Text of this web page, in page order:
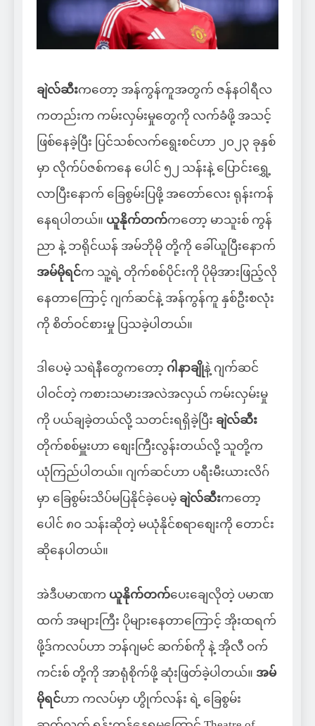
ချဲလ်ဆီးကတော့ အန်ကွန်ကူအတွက် ဇန်နဝါရီလ
ကတည်းက ကမ်းလှမ်းမှုတွေကို လက်ခံဖို့ အသင့်
ဖြစ်နေခဲ့ပြီး ပြင်သစ်လက်ရွေးစင်ဟာ ၂၀၂၃ ခုနှစ်
မှာ လိုက်ပ်ဇစ်ကနေ ပေါင် ၅၂ သန်းနဲ့ ပြောင်းရွှေ့
လာပြီးနောက် ခြေစွမ်းပြဖို့ အတော်လေး ရုန်းကန်
နေရပါတယ်။ ယူနိုက်တက်ကတော့ မာသူးစ် ကွန်
ညာ နဲ့ ဘရိုင်ယန် အမ်ဘိုမို တို့ကို ခေါ်ယူပြီးနောက်
အမ်မိုရင်က သူ့ရဲ့ တိုက်စစ်ပိုင်းကို ပိုမိုအားဖြည့်လို
နေတာကြောင့် ဂျက်ဆင်နဲ့ အန်ကွန်ကူ နှစ်ဦးစလုံး
ကို စိတ်ဝင်စားမှု ပြသခဲ့ပါတယ်။
ဒါပေမဲ့ သရဲနီတွေကတော့ ဂါနာချိုနဲ့ ဂျက်ဆင်
ပါဝင်တဲ့ ကစားသမားအလဲအလှယ် ကမ်းလှမ်းမှု
ကို ပယ်ချခဲ့တယ်လို့ သတင်းရရှိခဲ့ပြီး ချဲလ်ဆီး
တိုက်စစ်မှူးဟာ စျေးကြီးလွန်းတယ်လို့ သူတို့က
ယုံကြည်ပါတယ်။ ဂျက်ဆင်ဟာ ပရီးမီးယားလိဂ်
မှာ ခြေစွမ်းသိပ်မပြနိုင်ခဲ့ပေမဲ့ ချဲလ်ဆီးကတော့
ပေါင် ၈၀ သန်းဆိုတဲ့ မယုံနိုင်စရာစျေးကို တောင်း
ဆိုနေပါတယ်။
အဲဒီပမာဏက ယူနိုက်တက်ပေးချေလိုတဲ့ ပမာဏ
ထက် အများကြီး ပိုများနေတာကြောင့် အိုးထရက်
ဖို့ဒ်ကလပ်ဟာ ဘန်ဂျမင် ဆက်စ်ကို နဲ့ အိုလီ ဝက်
ကင်းစ် တို့ကို အာရုံစိုက်ဖို့ ဆုံးဖြတ်ခဲ့ပါတယ်။ အမ်
မိုရင်ဟာ ကလပ်မှာ ဟွိုက်လန်း ရဲ့ ခြေစွမ်း